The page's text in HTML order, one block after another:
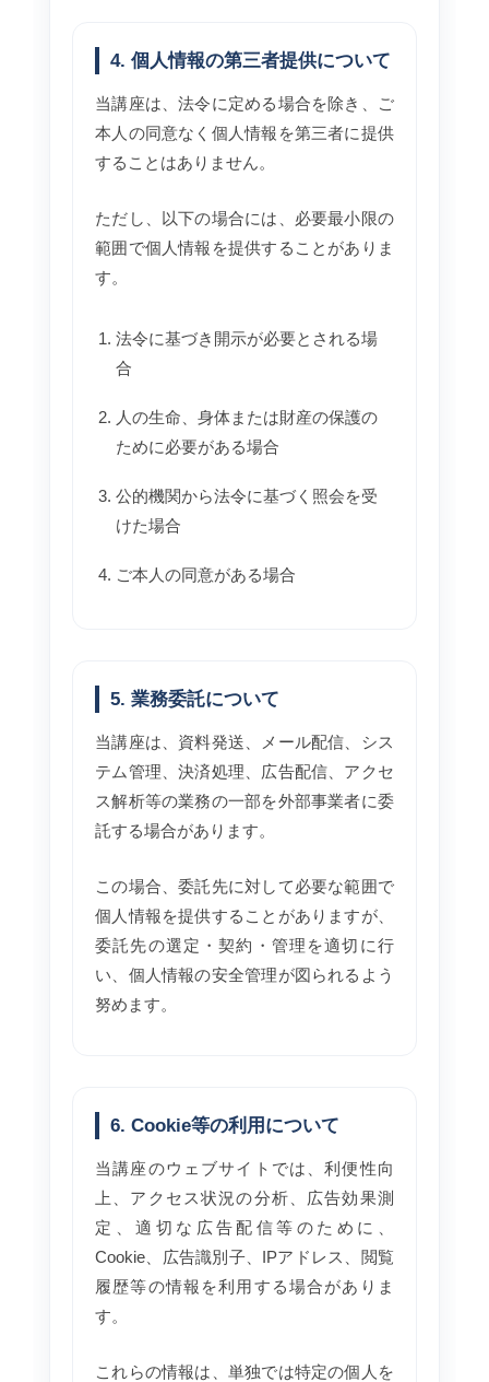
4. 個人情報の第三者提供について
当講座は、法令に定める場合を除き、ご
本人の同意なく個人情報を第三者に提供
することはありません。
ただし、以下の場合には、必要最小限の
範囲で個人情報を提供することがありま
す。
法令に基づき開示が必要とされる場
合
人の生命、身体または財産の保護の
ために必要がある場合
公的機関から法令に基づく照会を受
けた場合
ご本人の同意がある場合
5. 業務委託について
当講座は、資料発送、メール配信、シス
テム管理、決済処理、広告配信、アクセ
ス解析等の業務の一部を外部事業者に委
託する場合があります。
この場合、委託先に対して必要な範囲で
個人情報を提供することがありますが、
委託先の選定・契約・管理を適切に行
い、個人情報の安全管理が図られるよう
努めます。
6. Cookie等の利用について
当講座のウェブサイトでは、利便性向
上、アクセス状況の分析、広告効果測
定、適切な広告配信等のために、
Cookie、広告識別子、IPアドレス、閲覧
履歴等の情報を利用する場合がありま
す。
これらの情報は、単独では特定の個人を